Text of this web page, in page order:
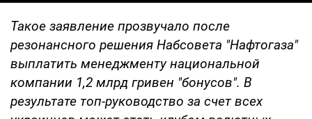
Такое заявление прозвучало после
резонансного решения Набсовета "Нафтогаза"
выплатить менеджменту национальной
компании 1,2 млрд гривен "бонусов". В
результате топ-руководство за счет всех